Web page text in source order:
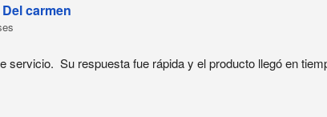
carmen
servicio.  Su respuesta fue rápida y el producto llegó en